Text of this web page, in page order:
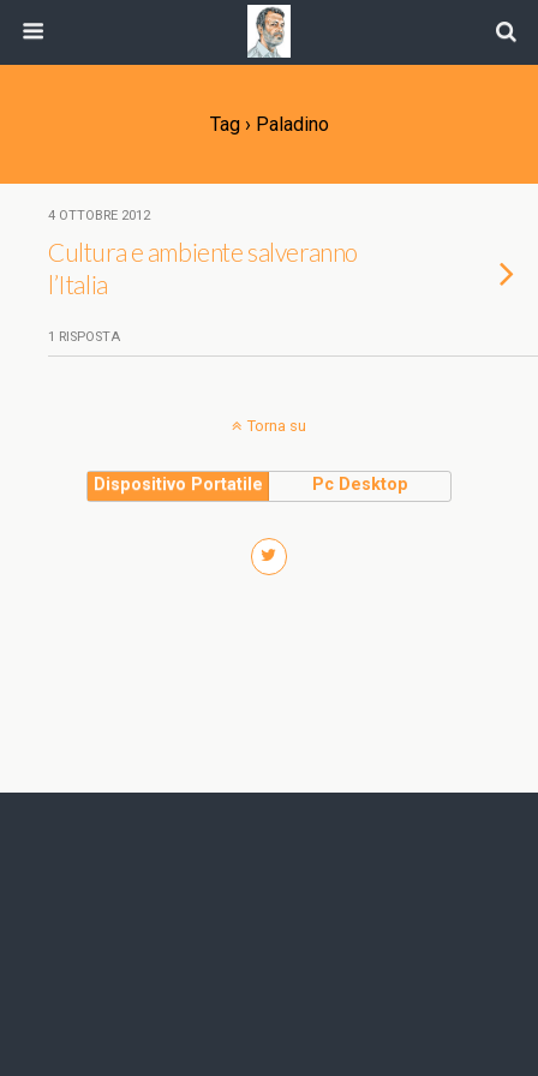
Tag › Paladino
4 OTTOBRE 2012
Cultura e ambiente salveranno
l’Italia
1 RISPOSTA
Torna su
Dispositivo Portatile Pc Desktop